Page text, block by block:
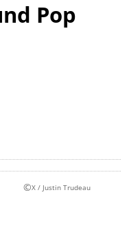
Pop
©X / Justin Trudeau